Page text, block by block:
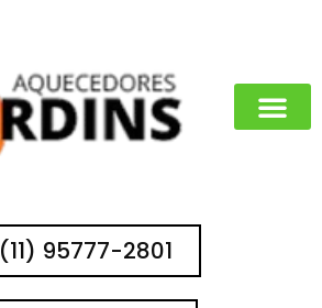
(11) 95777-2801